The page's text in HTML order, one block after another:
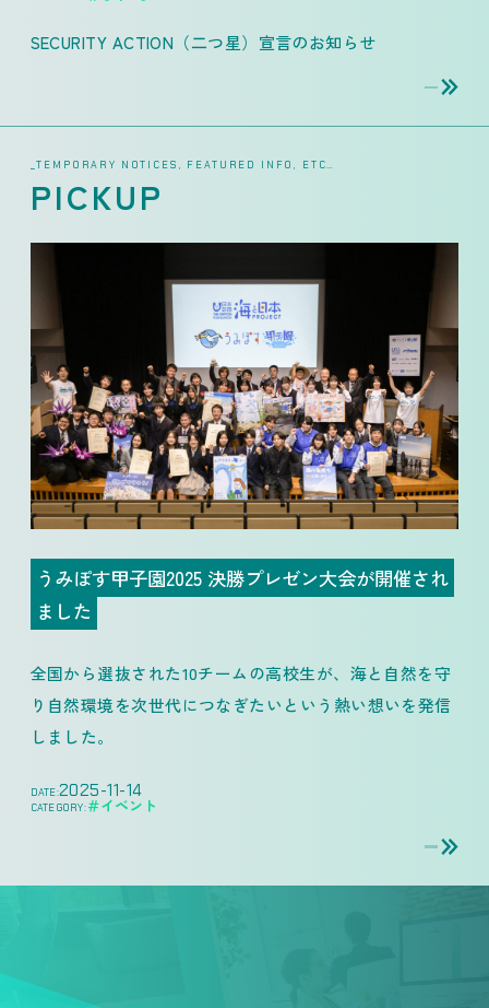
SECURITY ACTION（二つ星）宣言のお知らせ
_TEMPORARY NOTICES, FEATURED INFO, ETC…
PICKUP
うみぽす甲子園2025 決勝プレゼン大会が開催され
ました
全国から選抜された10チームの高校生が、海と自然を守
り自然環境を次世代につなぎたいという熱い想いを発信
しました。
DATE:2025-11-14
CATEGORY:＃イベント